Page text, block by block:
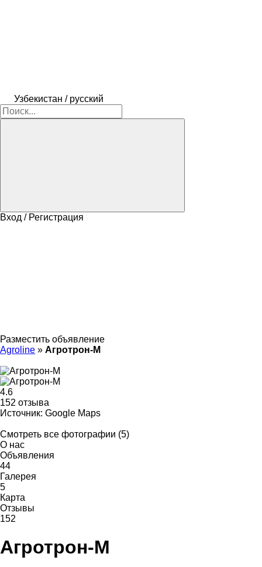
Узбекистан / русский
Вход / Регистрация
Разместить объявление
Agroline » Агротрон-М
4.6
152 отзыва
Источник: Google Maps
Смотреть все фотографии (5)
О нас
Объявления
44
Галерея
5
Карта
Отзывы
152
Агротрон-М